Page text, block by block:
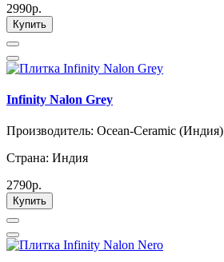
2990р.
Купить
Infinity Nalon Grey
Производитель: Ocean-Ceramic (Индия)
Страна: Индия
2790р.
Купить